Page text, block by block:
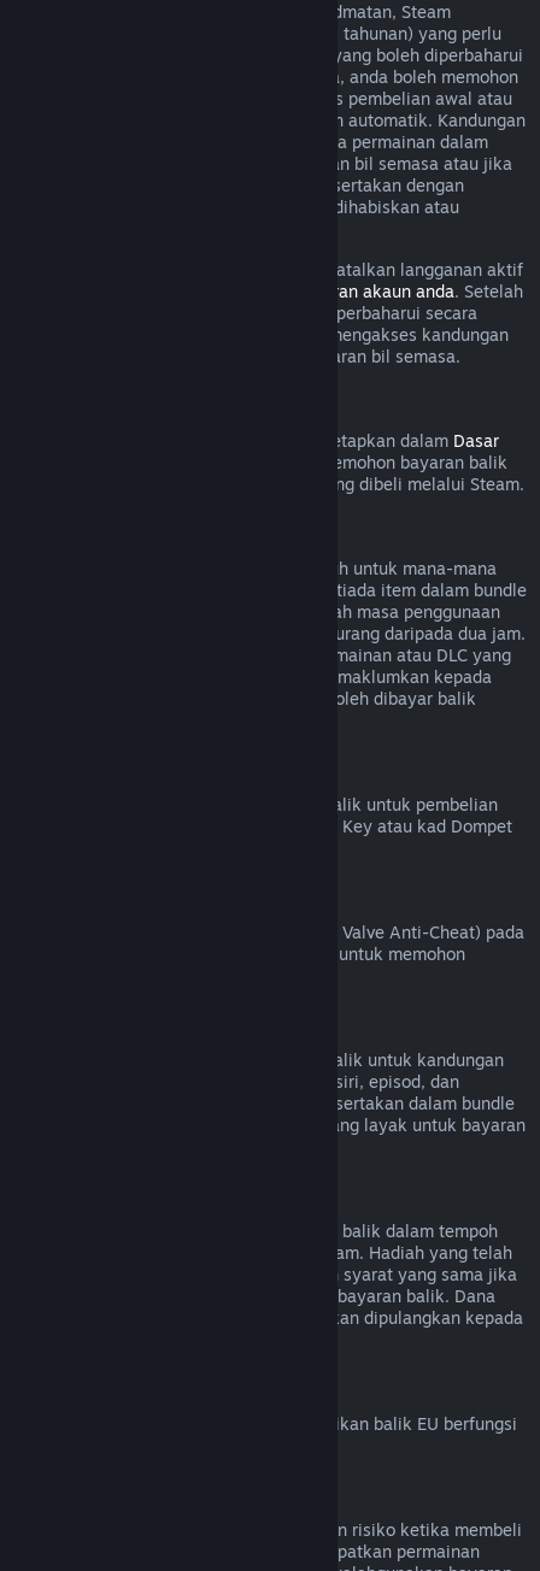
Untuk sesetengah kandungan dan perkhidmatan, Steam
menawarkan akses berkala (cth. bulanan, tahunan) yang perlu
dibayar secara berulang. Jika langganan yang boleh diperbaharui
tidak digunakan dalam kitaran bil semasa, anda boleh memohon
bayaran balik dalam masa 48 jam selepas pembelian awal atau
dalam masa 48 jam selepas pembaharuan automatik. Kandungan
dianggap telah digunakan jika mana-mana permainan dalam
langganan telah dimainkan semasa kitaran bil semasa atau jika
mana-mana faedah atau diskaun yang disertakan dengan
langganan telah digunakan, diubah suai, dihabiskan atau
Harap maklum bahawa anda boleh membatalkan langganan aktif
butiran akaun anda. Setelah
dibatalkan, langganan anda tidak akan diperbaharui secara
automatik lagi, tetapi anda masih boleh mengakses kandungan
dan faedah langganan sehingga akhir kitaran bil semasa.
Dalam tempoh masa dan proses yang ditetapkan dalam Dasar
, anda boleh memohon bayaran balik
untuk perkakasan dan aksesori Steam yang dibeli melalui Steam.
Anda boleh menerima bayaran balik penuh untuk mana-mana
bundle yang dibeli di Steam Store, selagi tiada item dalam bundle
tersebut telah dipindahkan, dan jika jumlah masa penggunaan
untuk semua item dalam bundle adalah kurang daripada dua jam.
Jika bundle mengandungi item dalam permainan atau DLC yang
tidak boleh dibayar balik, Steam akan memaklumkan kepada
anda sama ada seluruh bundle tersebut boleh dibayar balik
Valve tidak dapat memberikan bayaran balik untuk pembelian
yang dibuat di luar Steam (contohnya, CD Key atau kad Dompet
Jika anda telah dilarang oleh VAC (sistem Valve Anti-Cheat) pada
sesuatu permainan, anda kehilangan hak untuk memohon
Kami tidak dapat menawarkan bayaran balik untuk kandungan
video di Steam (cth. filem, video pendek, siri, episod, dan
tutorial), melainkan jika video tersebut disertakan dalam bundle
bersama kandungan lain (bukan video) yang layak untuk bayaran
Hadiah yang belum ditebus boleh dibayar balik dalam tempoh
bayaran balik standard iaitu 14 hari/dua jam. Hadiah yang telah
ditebus juga boleh dibayar balik di bawah syarat yang sama jika
penerima hadiah memulakan permintaan bayaran balik. Dana
yang digunakan untuk membeli hadiah akan dipulangkan kepada
Untuk penjelasan tentang cara hak penarikan balik EU berfungsi
Bayaran balik direka untuk menghapuskan risiko ketika membeli
tajuk di Steam – bukan cara untuk mendapatkan permainan